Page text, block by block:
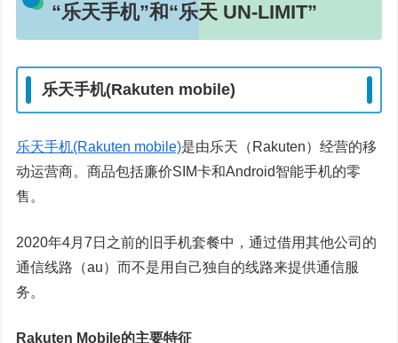
“乐天手机”和“乐天 UN-LIMIT”
乐天手机(Rakuten mobile)
乐天手机(Rakuten mobile)是由乐天（Rakuten）经营的移
动运营商。商品包括廉价SIM卡和Android智能手机的零
售。
2020年4月7日之前的旧手机套餐中，通过借用其他公司的
通信线路（au）而不是用自己独自的线路来提供通信服
务。
Rakuten Mobile的主要特征